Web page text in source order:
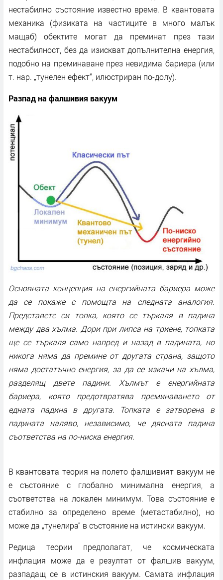
нестабилно състояние известно време. В квантовата
механика (физиката на частиците в много малък
мащаб) обектите могат да преминат през тази
нестабилност, без да изискват допълнителна енергия,
подобно на преминаване през невидима бариера (или
т. нар. „тунелен ефект“, илюстриран по-долу).
Разпад на фалшивия вакуум
Основната концепция на енергийната бариера може
да се покаже с помощта на следната аналогия.
Представете си топка, която се търкаля в падина
между два хълма. Дори при липса на триене, топката
ще се търкаля само напред и назад в падината, но
никога няма да премине от другата страна, защото
няма достатъчно енергия, за да се изкачи на хълма,
разделящ двете падини. Хълмът е енергийната
бариера, която предотвратява преминаването от
едната падина в другата. Топката е затворена в
падината наляво, независимо, че дясната падина
съответства на по-ниска енергия.
В квантовата теория на полето фалшивият вакуум не
е състояние с глобално минимална енергия, а
съответства на локален минимум. Това състояние е
стабилно за определено време (метастабилно), но
може да „тунелира“ в състояние на истински вакуум.
Редица теории предполагат, че космическата
инфлация може да е резултат от фалшив вакуум,
разпадащ се в истинския вакуум. Самата инфлация